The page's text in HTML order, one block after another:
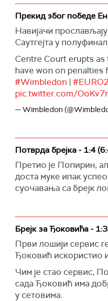
Прекид због победе
Навијачи
Саутгејта у
Centre Court erupts
have won on penalties
#Wimbledon |
pic.twitter.com/
— Wimbledon
Потврда брејка - 1:4
Претио је Попирин,
доста муке ипак
суочавања са брејк
Брејк за Ђоковића -
Први лошији сервис
Ђоковић искористио
Чим је стао сервис,
сада Ђоковић има
у сетовима.